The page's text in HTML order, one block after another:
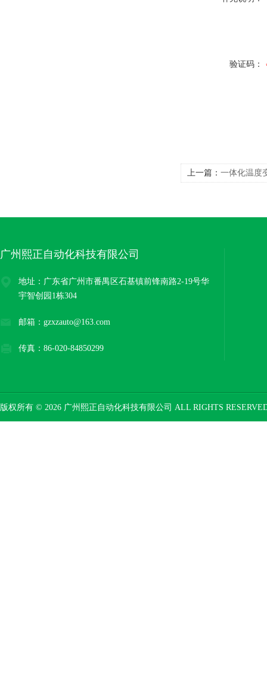
验证码：
上一篇： 一体化温度
广州熙正自动化科技有限公司
地址：广东省广州市番禺区石基镇前锋南路2-19号华
宇智创园1栋304
邮箱：gzxzauto@163.com
传真：86-020-84850299
版权所有 © 2026 广州熙正自动化科技有限公司 ALL RIGHTS